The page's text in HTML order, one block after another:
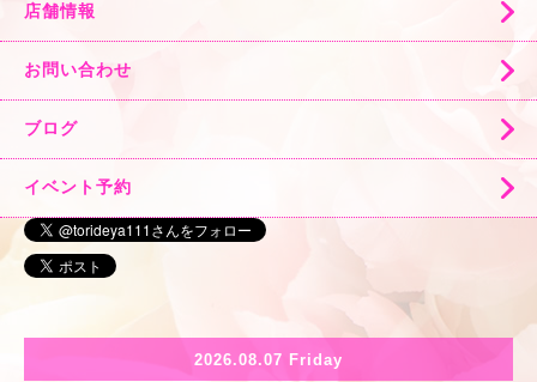
店舗情報
お問い合わせ
ブログ
イベント予約
2026.08.07 Friday